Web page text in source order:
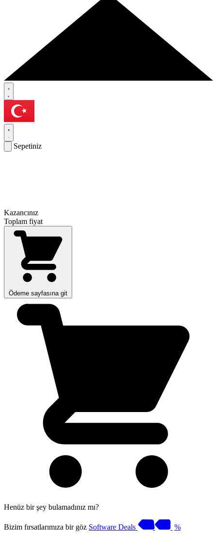
Sepetiniz
Kazancınız
Toplam fiyat
Ödeme sayfasına git
Henüz bir şey bulamadınız mı?
Bizim fırsatlarımıza bir göz Software Deals %